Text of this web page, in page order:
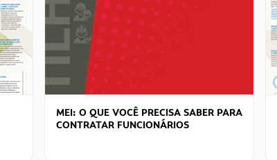
MEI: O QUE VOCÊ PRECISA SABER PARA
CONTRATAR FUNCIONÁRIOS